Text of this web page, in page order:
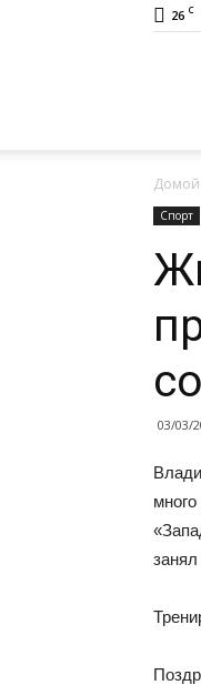
26 C
«Заря»
Домой
Спорт
03/03/
занял